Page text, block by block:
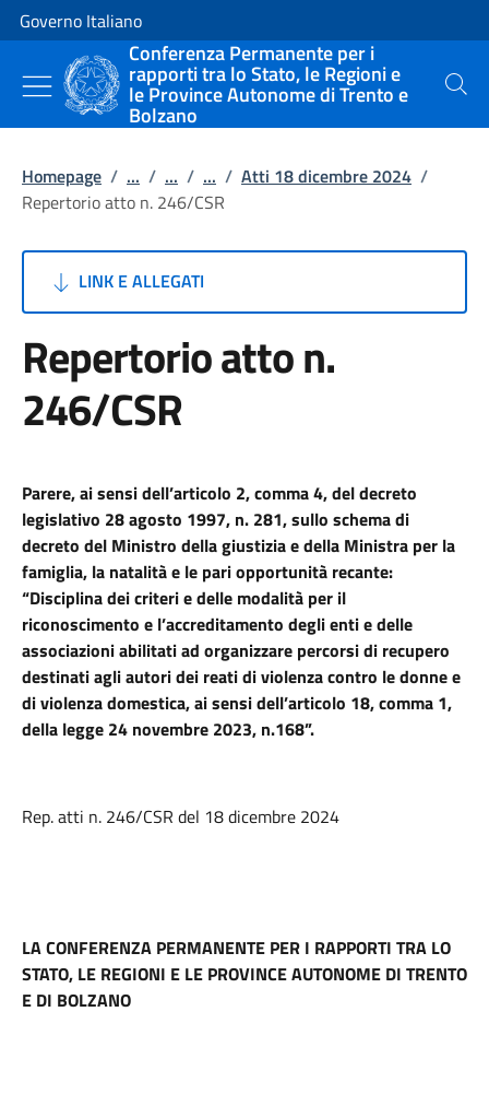
Vai al contenuto
Vai alla navigazione del sito
Governo Italiano
Conferenza Permanente per i
rapporti tra lo Stato, le Regioni e
le Province Autonome di Trento e
Bolzano
Cerca
Homepage / ... / ... / ... / Atti 18 dicembre 2024 /
Repertorio atto n. 246/CSR
LINK E ALLEGATI
Repertorio atto n.
246/CSR
Parere, ai sensi dell’articolo 2, comma 4, del decreto
legislativo 28 agosto 1997, n. 281, sullo schema di
decreto del Ministro della giustizia e della Ministra per la
famiglia, la natalità e le pari opportunità recante:
“Disciplina dei criteri e delle modalità per il
riconoscimento e l’accreditamento degli enti e delle
associazioni abilitati ad organizzare percorsi di recupero
destinati agli autori dei reati di violenza contro le donne e
di violenza domestica, ai sensi dell’articolo 18, comma 1,
della legge 24 novembre 2023, n.168”.
Rep. atti n. 246/CSR del 18 dicembre 2024
LA CONFERENZA PERMANENTE PER I RAPPORTI TRA LO
STATO, LE REGIONI E LE PROVINCE AUTONOME DI TRENTO
E DI BOLZANO